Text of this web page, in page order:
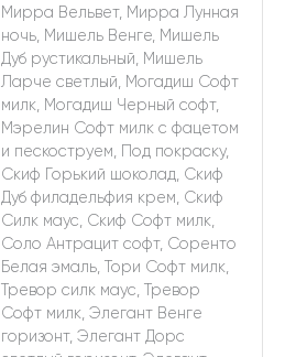
Мирра Вельвет, Мирра Лунная
ночь, Мишель Венге, Мишель
Дуб рустикальный, Мишель
Ларче светлый, Могадиш Софт
милк, Могадиш Черный софт,
Мэрелин Софт милк с фацетом
и пескоструем, Под покраску,
Скиф Горький шоколад, Скиф
Дуб филадельфия крем, Скиф
Силк маус, Скиф Софт милк,
Соло Антрацит софт, Соренто
Белая эмаль, Тори Софт милк,
Тревор силк маус, Тревор
Софт милк, Элегант Венге
горизонт, Элегант Дорс